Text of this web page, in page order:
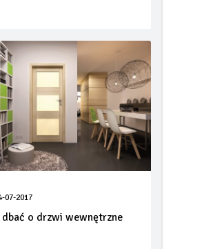
07-2017
dbać o drzwi wewnętrzne